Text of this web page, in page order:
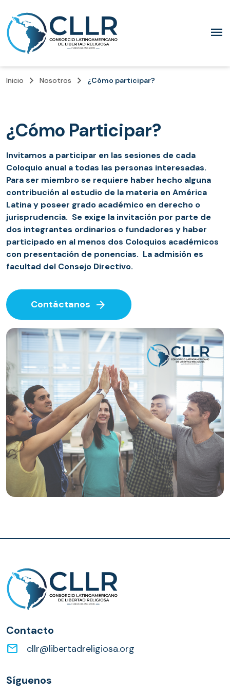
menu
Inicio keyboard_arrow_right Nosotros keyboard_arrow_right ¿Cómo participar?
¿Cómo Participar?
Invitamos a participar en las sesiones de cada
Coloquio anual a todas las personas interesadas.
Para ser miembro se requiere haber hecho alguna
contribución al estudio de la materia en América
Latina y poseer grado académico en derecho o
jurisprudencia. Se exige la invitación por parte de
dos integrantes ordinarios o fundadores y haber
participado en al menos dos Coloquios académicos
con presentación de ponencias. La admisión es
facultad del Consejo Directivo.
Contáctanos arrow_forward
Contacto
email cllr@libertadreligiosa.org
Síguenos